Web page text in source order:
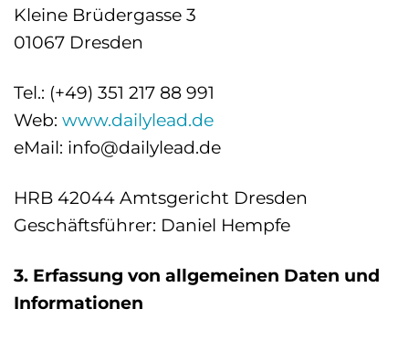
Kleine Brüdergasse 3
01067 Dresden
Tel.: (+49) 351 217 88 991
Web: www.dailylead.de
eMail: info@dailylead.de
HRB 42044 Amtsgericht Dresden
Geschäftsführer: Daniel Hempfe
3. Erfassung von allgemeinen Daten und
Informationen